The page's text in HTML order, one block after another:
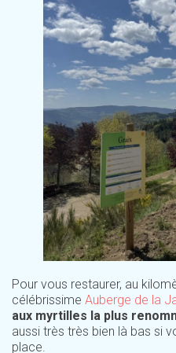
Pour vous restaurer, au
célébrissime Auberge de la
aux myrtilles la plus
aussi très très bien là bas si
place.